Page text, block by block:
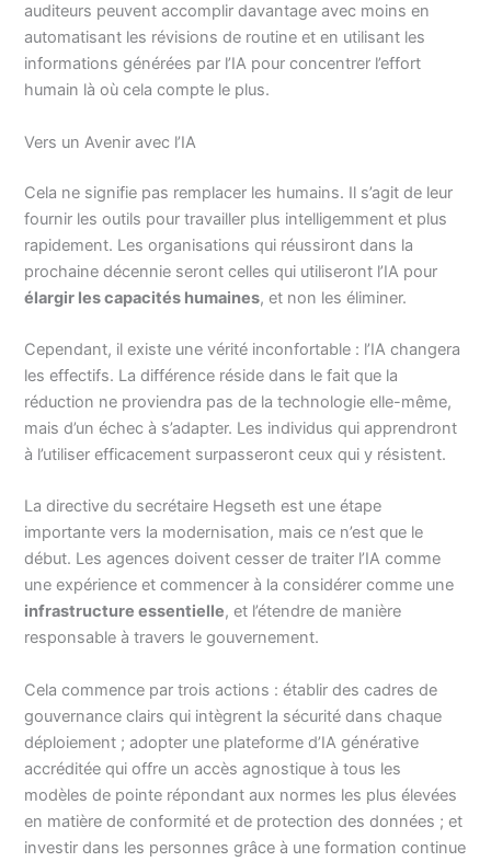
auditeurs peuvent accomplir davantage avec moins en
automatisant les révisions de routine et en utilisant les
informations générées par l’IA pour concentrer l’effort
humain là où cela compte le plus.
Vers un Avenir avec l’IA
Cela ne signifie pas remplacer les humains. Il s’agit de leur
fournir les outils pour travailler plus intelligemment et plus
rapidement. Les organisations qui réussiront dans la
prochaine décennie seront celles qui utiliseront l’IA pour
élargir les capacités humaines, et non les éliminer.
Cependant, il existe une vérité inconfortable : l’IA changera
les effectifs. La différence réside dans le fait que la
réduction ne proviendra pas de la technologie elle-même,
mais d’un échec à s’adapter. Les individus qui apprendront
à l’utiliser efficacement surpasseront ceux qui y résistent.
La directive du secrétaire Hegseth est une étape
importante vers la modernisation, mais ce n’est que le
début. Les agences doivent cesser de traiter l’IA comme
une expérience et commencer à la considérer comme une
infrastructure essentielle, et l’étendre de manière
responsable à travers le gouvernement.
Cela commence par trois actions : établir des cadres de
gouvernance clairs qui intègrent la sécurité dans chaque
déploiement ; adopter une plateforme d’IA générative
accréditée qui offre un accès agnostique à tous les
modèles de pointe répondant aux normes les plus élevées
en matière de conformité et de protection des données ; et
investir dans les personnes grâce à une formation continue